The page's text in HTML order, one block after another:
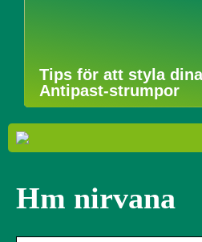
Tips för att styla
Antipast-strumpor
Hm nirvana